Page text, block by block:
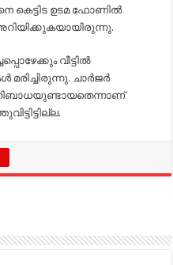
കെട്ടിട ഉടമ ഫോണില്‍
അറിയിക്കുകയായിരുന്നു.
വീട്ടില്‍
മരിച്ചിരുന്നു. ചാര്‍ജര്‍